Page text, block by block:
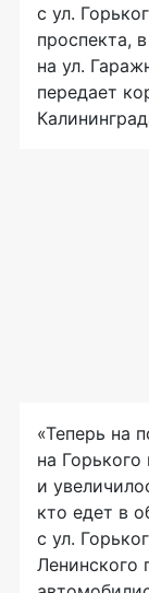
с ул.
проспекта,
на ул.
передает
«Теперь на
на Горького
и
кто едет в
с ул.
Ленинского